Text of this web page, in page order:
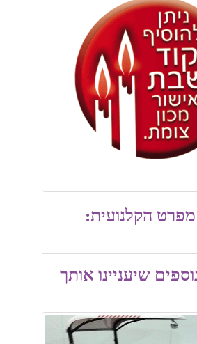
מפרט הקלנועית:
שיעניינו אותך